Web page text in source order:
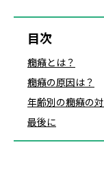
目次
癇癪とは？
癇癪の原因は？
年齢別の癇癪の
最後に